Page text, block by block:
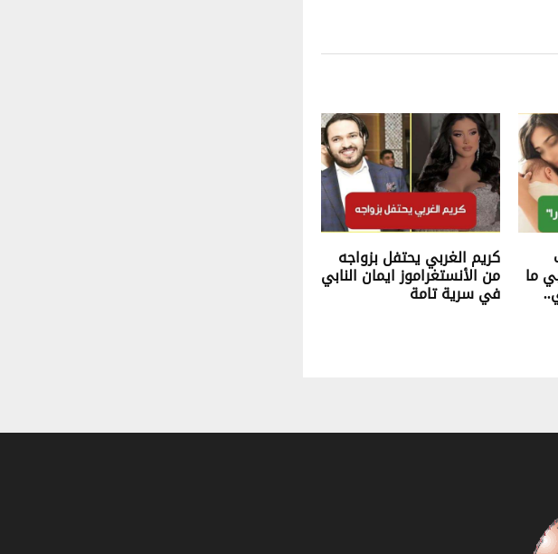
ما
كريم الغربي يحتفل بزواجه
من الأنستغراموز ايمان النابي
في سرية تامة